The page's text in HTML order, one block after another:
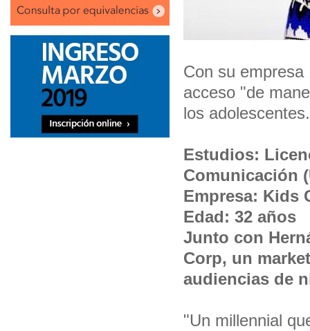
Con su
acceso "de
los adolescentes.
Estudios:
Comunicación
Empresa: Kids
Edad: 32 años
Junto con
Corp, un
audiencias de
"Un millennial